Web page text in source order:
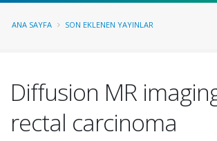
ANA SAYFA SON EKLENEN YAYINLAR
Diffusion MR
rectal carcinoma